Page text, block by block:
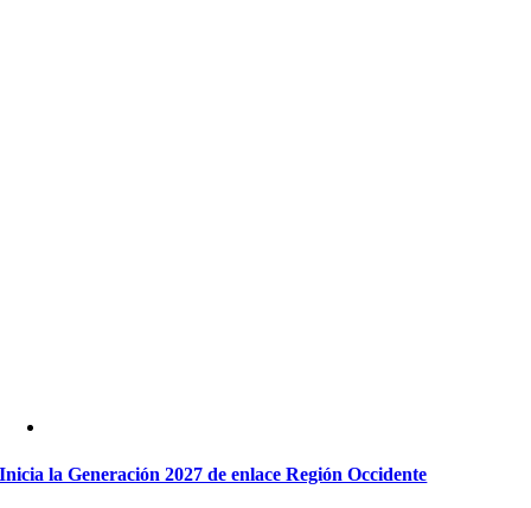
Inicia la Generación 2027 de enlace Región Occidente